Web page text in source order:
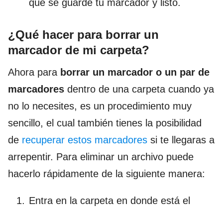
que se guarde tu marcador y listo.
¿Qué hacer para borrar un
marcador de mi carpeta?
Ahora para borrar un marcador o un par de
marcadores dentro de una carpeta cuando ya
no lo necesites, es un procedimiento muy
sencillo, el cual también tienes la posibilidad
de recuperar estos marcadores si te llegaras a
arrepentir. Para eliminar un archivo puede
hacerlo rápidamente de la siguiente manera:
Entra en la carpeta en donde está el